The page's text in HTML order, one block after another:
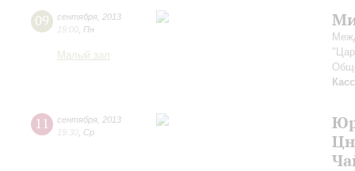
09 сентября 2013
19:00 Пн
Малый зал
11 сентября 2013
19:30 Ср